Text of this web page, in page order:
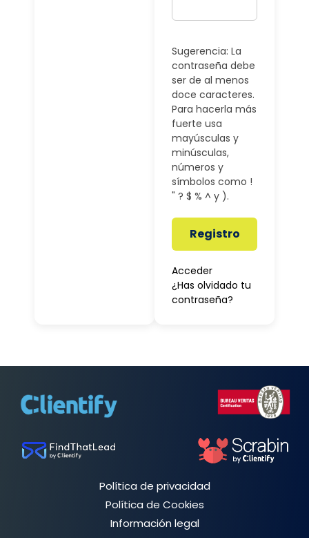
Sugerencia: La
contraseña debe
ser de al menos
doce caracteres.
Para hacerla más
fuerte usa
mayúsculas y
minúsculas,
números y
símbolos como !
" ? $ % ^ y ).
Registro
Acceder
¿Has olvidado tu
contraseña?
Política de privacidad
Política de Cookies
Información legal